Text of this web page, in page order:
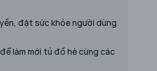
đặt sức khỏe người dùng
làm mới tủ đồ hè cùng các